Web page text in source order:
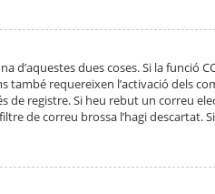
dues coses. Si la funció
requereixen l’activació dels
registre. Si heu rebut un correu
de correu brossa l’hagi descartat.